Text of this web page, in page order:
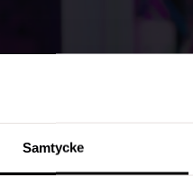
Samtycke